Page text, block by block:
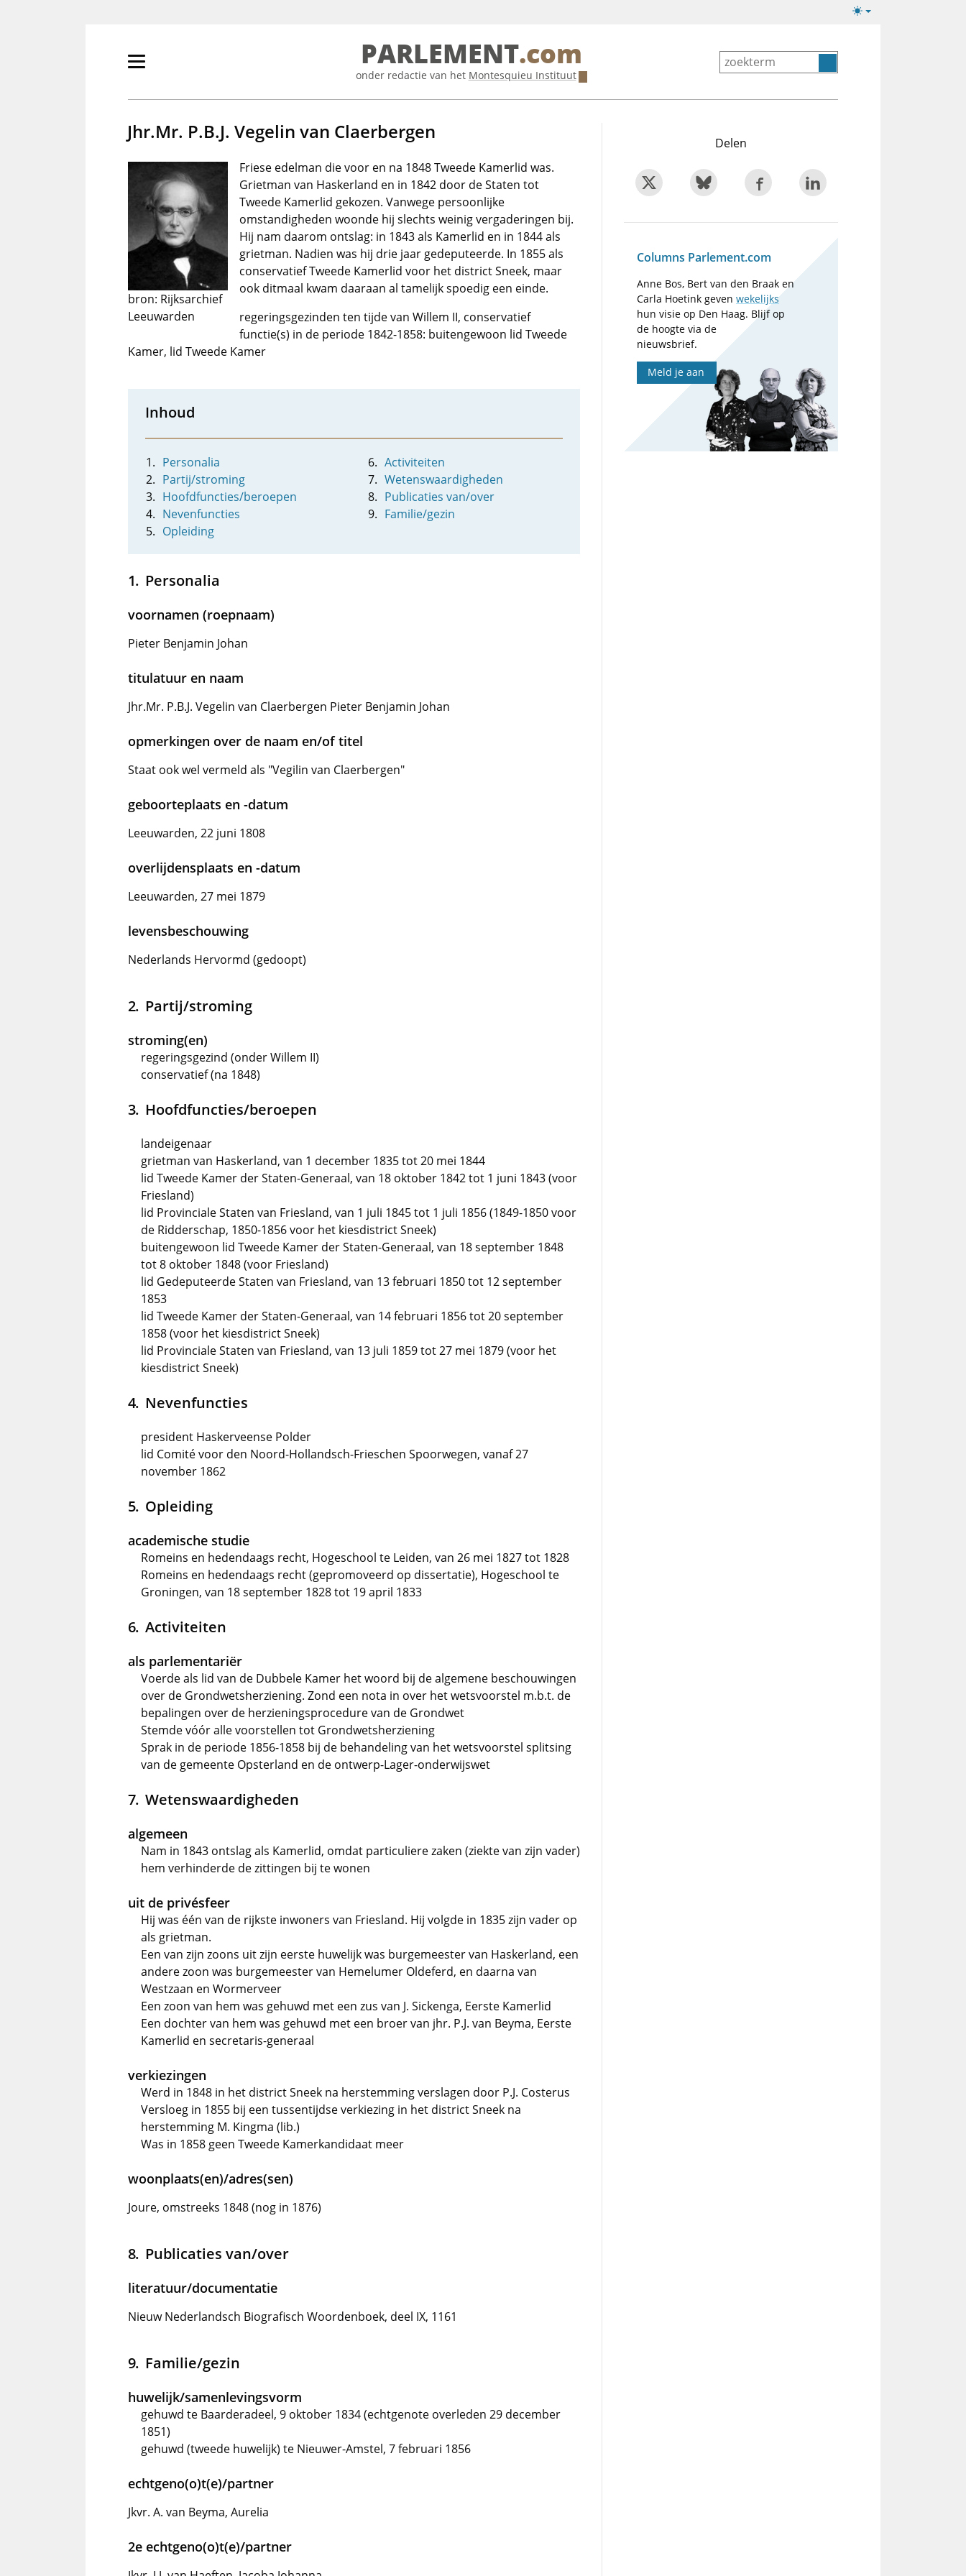
Lichte/donkere
Primair
tonen/verbergen
PARLEMENT.com
onder redactie van het Montesquieu Instituut
Jhr.Mr. P.B.J. Vegelin van Claerbergen
bron: Rijksarchief
Leeuwarden
Friese edelman die voor en na 1848 Tweede Kamerlid was.
Grietman van Haskerland en in 1842 door de Staten tot
Tweede Kamerlid gekozen. Vanwege persoonlijke
omstandigheden woonde hij slechts weinig vergaderingen bij.
Hij nam daarom ontslag: in 1843 als Kamerlid en in 1844 als
grietman. Nadien was hij drie jaar gedeputeerde. In 1855 als
conservatief Tweede Kamerlid voor het district Sneek, maar
ook ditmaal kwam daaraan al tamelijk spoedig een einde.
regeringsgezinden ten tijde van Willem II, conservatief
functie(s) in de periode 1842-1858: buitengewoon lid Tweede
Kamer, lid Tweede Kamer
Inhoud
Personalia
Partij/stroming
Hoofdfuncties/beroepen
Nevenfuncties
Opleiding
Activiteiten
Wetenswaardigheden
Publicaties van/over
Familie/gezin
Personalia
voornamen (roepnaam)
Pieter Benjamin Johan
titulatuur en naam
Jhr.Mr. P.B.J. Vegelin van Claerbergen Pieter Benjamin Johan
opmerkingen over de naam en/of titel
Staat ook wel vermeld als "Vegilin van Claerbergen"
geboorteplaats en -datum
Leeuwarden, 22 juni 1808
overlijdensplaats en -datum
Leeuwarden, 27 mei 1879
levensbeschouwing
Nederlands Hervormd (gedoopt)
Partij/stroming
stroming(en)
regeringsgezind (onder Willem II)
conservatief (na 1848)
Hoofdfuncties/beroepen
landeigenaar
grietman van Haskerland, van 1 december 1835 tot 20 mei 1844
lid Tweede Kamer der Staten-Generaal, van 18 oktober 1842 tot 1 juni 1843 (voor
Friesland)
lid Provinciale Staten van Friesland, van 1 juli 1845 tot 1 juli 1856 (1849-1850 voor
de Ridderschap, 1850-1856 voor het kiesdistrict Sneek)
buitengewoon lid Tweede Kamer der Staten-Generaal, van 18 september 1848
tot 8 oktober 1848 (voor Friesland)
lid Gedeputeerde Staten van Friesland, van 13 februari 1850 tot 12 september
1853
lid Tweede Kamer der Staten-Generaal, van 14 februari 1856 tot 20 september
1858 (voor het kiesdistrict Sneek)
lid Provinciale Staten van Friesland, van 13 juli 1859 tot 27 mei 1879 (voor het
kiesdistrict Sneek)
Nevenfuncties
president Haskerveense Polder
lid Comité voor den Noord-Hollandsch-Frieschen Spoorwegen, vanaf 27
november 1862
Opleiding
academische studie
Romeins en hedendaags recht, Hogeschool te Leiden, van 26 mei 1827 tot 1828
Romeins en hedendaags recht (gepromoveerd op dissertatie), Hogeschool te
Groningen, van 18 september 1828 tot 19 april 1833
Activiteiten
als parlementariër
Voerde als lid van de Dubbele Kamer het woord bij de algemene beschouwingen
over de Grondwetsherziening. Zond een nota in over het wetsvoorstel m.b.t. de
bepalingen over de herzieningsprocedure van de Grondwet
Stemde vóór alle voorstellen tot Grondwetsherziening
Sprak in de periode 1856-1858 bij de behandeling van het wetsvoorstel splitsing
van de gemeente Opsterland en de ontwerp-Lager-onderwijswet
Wetenswaardigheden
algemeen
Nam in 1843 ontslag als Kamerlid, omdat particuliere zaken (ziekte van zijn vader)
hem verhinderde de zittingen bij te wonen
uit de privésfeer
Hij was één van de rijkste inwoners van Friesland. Hij volgde in 1835 zijn vader op
als grietman.
Een van zijn zoons uit zijn eerste huwelijk was burgemeester van Haskerland, een
andere zoon was burgemeester van Hemelumer Oldeferd, en daarna van
Westzaan en Wormerveer
Een zoon van hem was gehuwd met een zus van J. Sickenga, Eerste Kamerlid
Een dochter van hem was gehuwd met een broer van jhr. P.J. van Beyma, Eerste
Kamerlid en secretaris-generaal
verkiezingen
Werd in 1848 in het district Sneek na herstemming verslagen door P.J. Costerus
Versloeg in 1855 bij een tussentijdse verkiezing in het district Sneek na
herstemming M. Kingma (lib.)
Was in 1858 geen Tweede Kamerkandidaat meer
woonplaats(en)/adres(sen)
Joure, omstreeks 1848 (nog in 1876)
Publicaties van/over
literatuur/documentatie
Nieuw Nederlandsch Biografisch Woordenboek, deel IX, 1161
Familie/gezin
huwelijk/samenlevingsvorm
gehuwd te Baarderadeel, 9 oktober 1834 (echtgenote overleden 29 december
1851)
gehuwd (tweede huwelijk) te Nieuwer-Amstel, 7 februari 1856
echtgeno(o)t(e)/partner
Jkvr. A. van Beyma, Aurelia
2e echtgeno(o)t(e)/partner
Delen
Columns Parlement.com
Anne Bos, Bert van den Braak en
Carla Hoetink gevenwekelijks
hun visie op Den Haag. Blijf op
de hoogte via de
nieuwsbrief.
Meld je aan